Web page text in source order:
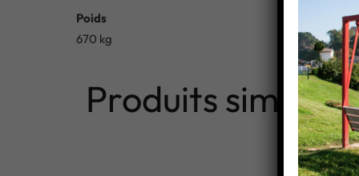
Poids
670 kg
Produits